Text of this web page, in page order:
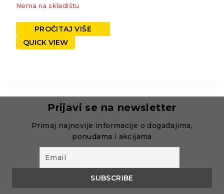
Nema na skladištu
PROČITAJ VIŠE
QUICK VIEW
Prijavi se na newsletter
Primaj najnovije informacije o događajima,
ponudama i akcijama